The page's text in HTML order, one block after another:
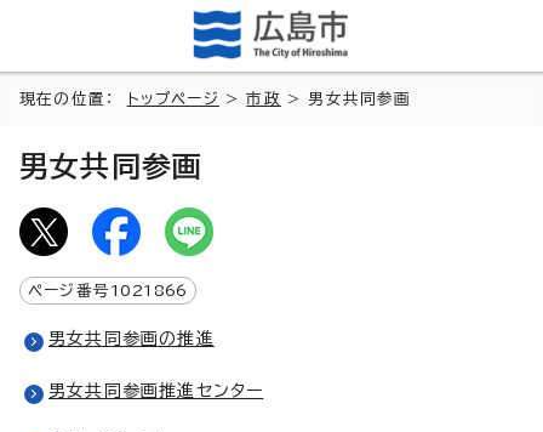
現在の位置： トップページ >市政 > 男女共同参画
男女共同参画
ページ番号 1021866
男女共同参画の推進
男女共同参画推進センター